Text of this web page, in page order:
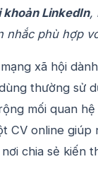
LinkedIn,
nhắc phù hợp
xã hội
thường sử
mối quan
CV online
chia sẻ kiến